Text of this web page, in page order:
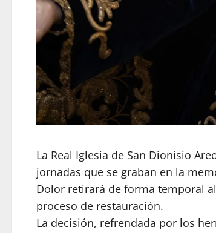
La Real Iglesia de San Dionisio
jornadas que se graban en la
Dolor retirará de forma temporal
proceso de restauración.
​La decisión, refrendada por los